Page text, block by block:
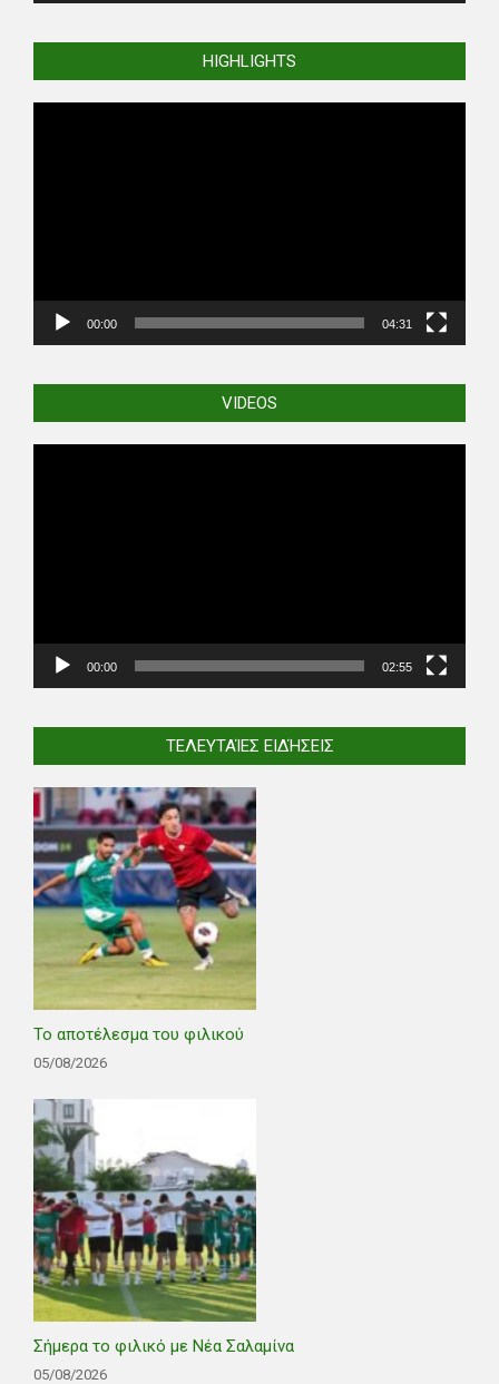
HIGHLIGHTS
00:00 04:31
VIDEOS
00:00 02:55
ΤΕΛΕΥΤΑΊΕΣ ΕΙΔΉΣΕΙΣ
Το αποτέλεσμα του φιλικού
05/08/2026
Σήμερα το φιλικό με Νέα Σαλαμίνα
05/08/2026